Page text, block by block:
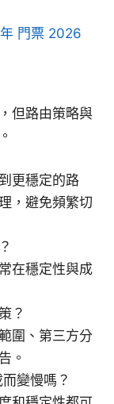
門票 2026
但路由策略與
更穩定的路
，避免頻繁切
在穩定性與成
？
圍、第三方分
。
變慢嗎？